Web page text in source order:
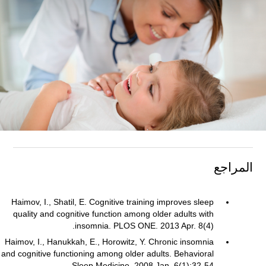
المراجع
Haimov, I., Shatil, E. Cognitive training improves sleep
quality and cognitive function among older adults with
insomnia. PLOS ONE. 2013 Apr. 8(4).
Haimov, I., Hanukkah, E., Horowitz, Y. Chronic insomnia
and cognitive functioning among older adults. Behavioral